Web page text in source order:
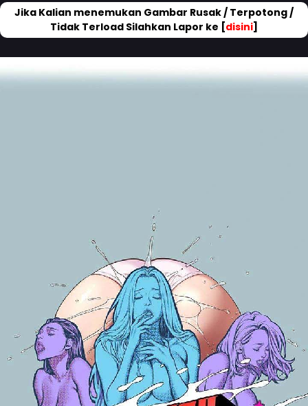
Jika Kalian menemukan Gambar Rusak / Terpotong /
Tidak Terload Silahkan Lapor ke [disini]